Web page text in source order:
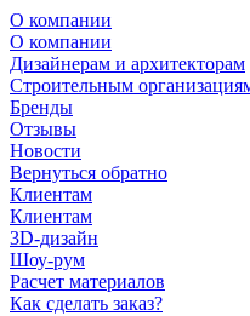
О компании
О компании
Дизайнерам и архитекторам
Строительным
Бренды
Отзывы
Новости
Вернуться обратно
Клиентам
Клиентам
3D-дизайн
Шоу-рум
Расчет материалов
Как сделать заказ?